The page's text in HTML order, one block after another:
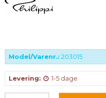
Model/Varenr.: 203015
Levering: 1-5 dage